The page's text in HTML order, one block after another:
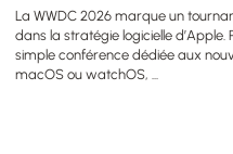
La WWDC 2026 marque un
dans la stratégie logicielle d’Apple.
simple conférence dédiée aux
macOS ou watchOS, ...